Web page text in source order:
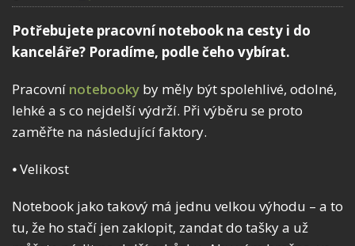
Potřebujete pracovní notebook na cesty i do
kanceláře? Poradíme, podle čeho vybírat.
Pracovní notebooky by měly být spolehlivé, odolné,
lehké a s co nejdelší výdrží. Při výběru se proto
zaměřte na následující faktory.
⦁ Velikost
Notebook jako takový má jednu velkou výhodu – a to
tu, že ho stačí jen zaklopit, zandat do tašky a už